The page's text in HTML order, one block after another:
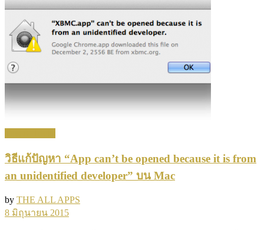
วิธีแก้ปัญหา “App can’t be opened because it is from
an unidentified developer” บน Mac
by THE ALL APPS
8 มิถุนายน 2015